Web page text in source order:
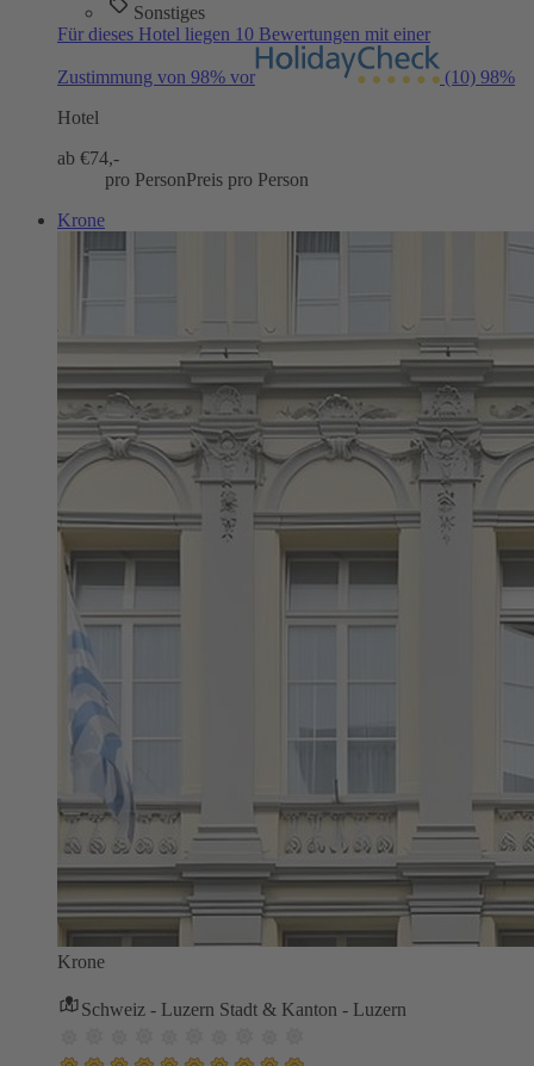
Sonstiges
Für dieses Hotel liegen 10 Bewertungen mit einer
Zustimmung von 98% vor (10) 98%
Hotel
ab €74,-
pro PersonPreis pro Person
Krone
Krone
Schweiz - Luzern Stadt & Kanton - Luzern